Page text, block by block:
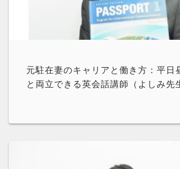
元駐在妻のキャリアと働き方：平日
と両立できる英会話講師（よしみ先